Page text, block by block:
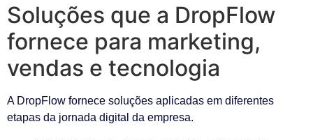
Soluções que a DropFlow
fornece para marketing,
vendas e tecnologia
A DropFlow fornece soluções aplicadas em diferentes
etapas da jornada digital da empresa.